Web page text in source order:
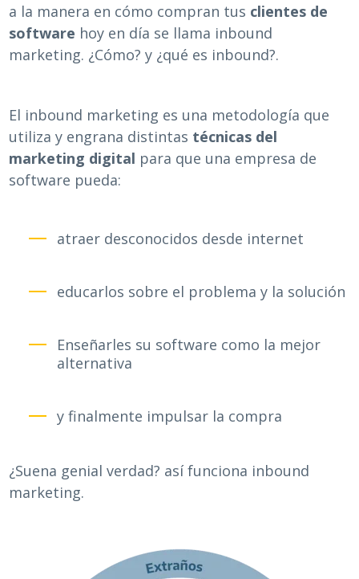
a la manera en cómo compran tus clientes de
software hoy en día se llama inbound
marketing. ¿Cómo? y ¿qué es inbound?.
El inbound marketing es una metodología que
utiliza y engrana distintas técnicas del
marketing digital para que una empresa de
software pueda:
atraer desconocidos desde internet
educarlos sobre el problema y la solución
Enseñarles su software como la mejor
alternativa
y finalmente impulsar la compra
¿Suena genial verdad? así funciona inbound
marketing.